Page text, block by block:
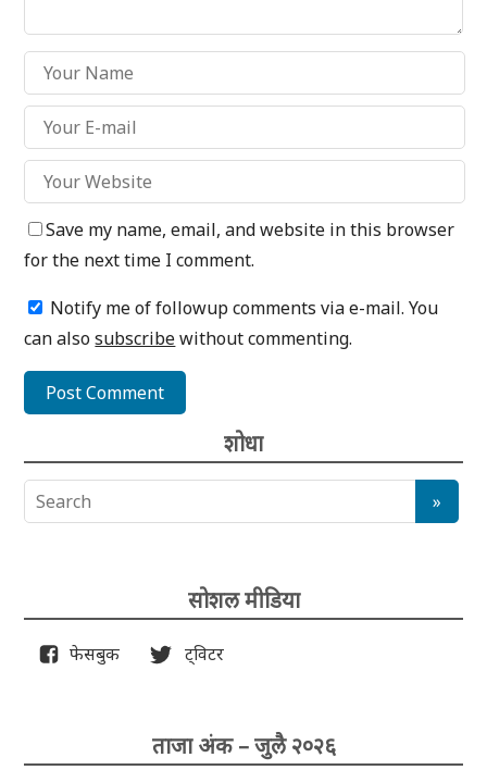
Save my name, email, and website in this browser
for the next time I comment.
Notify me of followup comments via e-mail. You
can alsosubscribewithout commenting.
शोधा
सोशल मीडिया
फेसबुक ट्विटर
ताजा अंक – जुलै २०२६